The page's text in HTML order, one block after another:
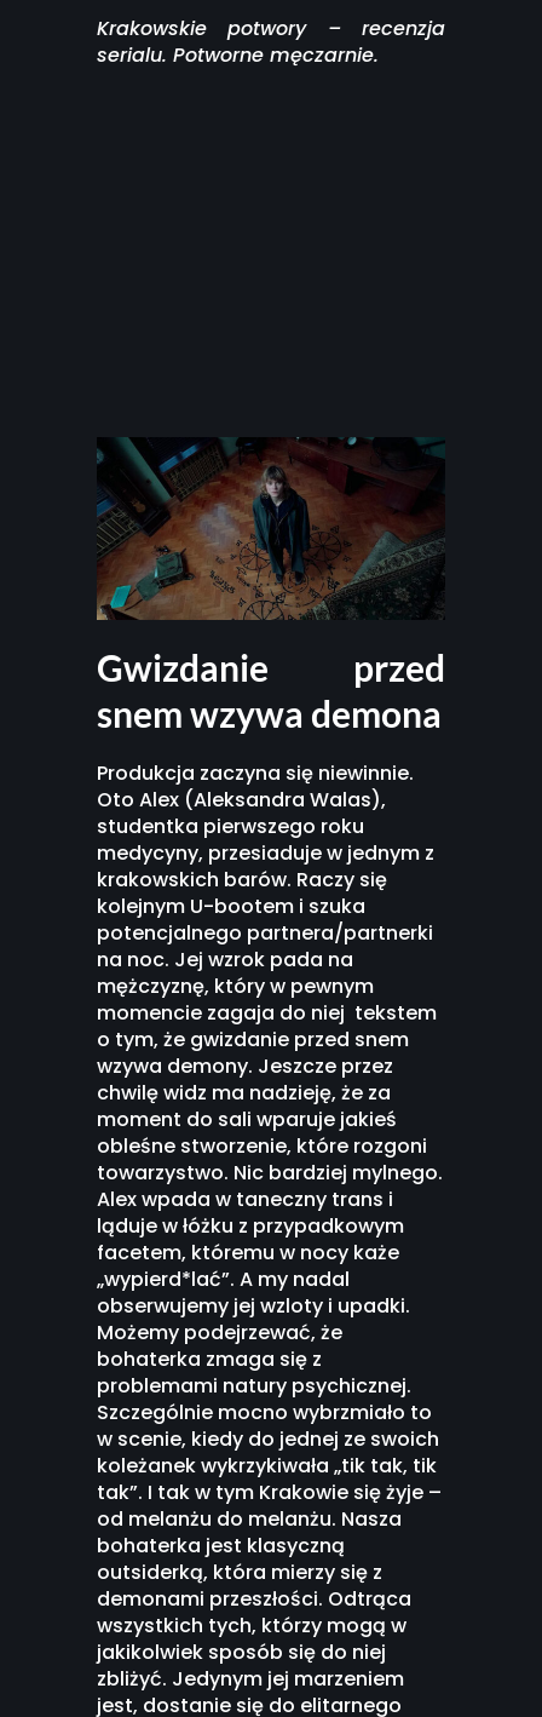
Krakowskie potwory – recenzja
serialu. Potworne męczarnie.
Gwizdanie przed
snem wzywa demona
Produkcja zaczyna się niewinnie.
Oto Alex (Aleksandra Walas),
studentka pierwszego roku
medycyny, przesiaduje w jednym z
krakowskich barów. Raczy się
kolejnym U-bootem i szuka
potencjalnego partnera/partnerki
na noc. Jej wzrok pada na
mężczyznę, który w pewnym
momencie zagaja do niej tekstem
o tym, że gwizdanie przed snem
wzywa demony. Jeszcze przez
chwilę widz ma nadzieję, że za
moment do sali wparuje jakieś
obleśne stworzenie, które rozgoni
towarzystwo. Nic bardziej mylnego.
Alex wpada w taneczny trans i
ląduje w łóżku z przypadkowym
facetem, któremu w nocy każe
„wypierd*lać”. A my nadal
obserwujemy jej wzloty i upadki.
Możemy podejrzewać, że
bohaterka zmaga się z
problemami natury psychicznej.
Szczególnie mocno wybrzmiało to
w scenie, kiedy do jednej ze swoich
koleżanek wykrzykiwała „tik tak, tik
tak”. I tak w tym Krakowie się żyje –
od melanżu do melanżu. Nasza
bohaterka jest klasyczną
outsiderką, która mierzy się z
demonami przeszłości. Odtrąca
wszystkich tych, którzy mogą w
jakikolwiek sposób się do niej
zbliżyć. Jedynym jej marzeniem
jest, dostanie się do elitarnego